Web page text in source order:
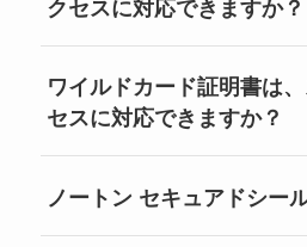
クセスに対応できますか？
ワイルドカード証明書は
セスに対応できますか？
ノートン セキュアドシー